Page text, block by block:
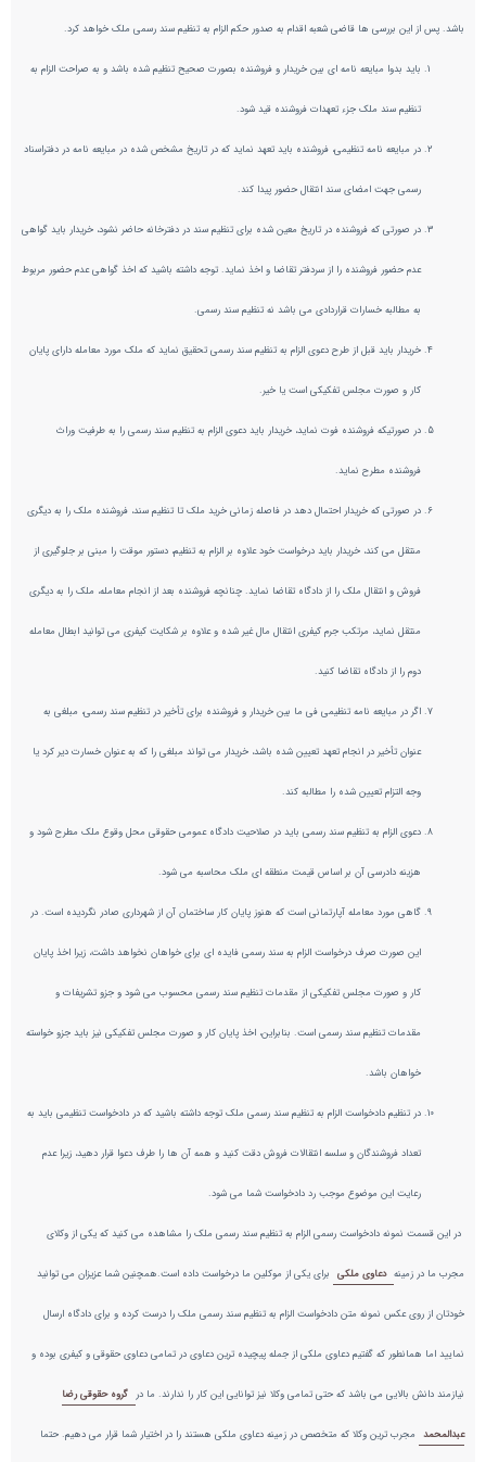
باشد. پس از این بررسی ها قاضی شعبه اقدام به صدور حکم الزام به تنظیم سند رسمی ملک خواهد کرد.
باید بدوا مبایعه نامه ای بین خریدار و فروشنده بصورت صحیح تنظیم شده باشد و به صراحت الزام به
تنظیم سند ملک جزء تعهدات فروشنده قید شود.
در مبایعه نامه تنظیمی، فروشنده باید تعهد نماید که در تاریخ مشخص شده در مبایعه نامه در دفتراسناد
رسمی جهت امضای سند انتقال حضور پیدا کند.
در صورتی که فروشنده در تاریخ معین شده برای تنظیم سند در دفترخانه حاضر نشود، خریدار باید گواهی
عدم حضور فروشنده را از سردفتر تقاضا و اخذ نماید. توجه داشته باشید که اخذ گواهی عدم حضور مربوط
به مطالبه خسارات قراردادی می باشد نه تنظیم سند رسمی.
خریدار باید قبل از طرح دعوی الزام به تنظیم سند رسمی تحقیق نماید که ملک مورد معامله دارای پایان
کار و صورت مجلس تفکیکی است یا خیر.
در صورتیکه فروشنده فوت نماید، خریدار باید دعوی الزام به تنظیم سند رسمی را به طرفیت وراث
فروشنده مطرح نماید.
در صورتی که خریدار احتمال دهد در فاصله زمانی خرید ملک تا تنظیم سند، فروشنده ملک را به دیگری
منتقل می کند، خریدار باید درخواست خود علاوه بر الزام به تنظیم، دستور موقت را مبنی بر جلوگیری از
فروش و انتقال ملک را از دادگاه تقاضا نماید. چنانچه فروشنده بعد از انجام معامله، ملک را به دیگری
منتقل نماید، مرتکب جرم کیفری انتقال مال غیر شده و علاوه بر شکایت کیفری می توانید ابطال معامله
دوم را از دادگاه تقاضا کنید.
اگر در مبایعه نامه تنظیمی فی ما بین خریدار و فروشنده برای تأخیر در تنظیم سند رسمی، مبلغی به
عنوان تأخیر در انجام تعهد تعیین شده باشد، خریدار می تواند مبلغی را که به عنوان خسارت دیر کرد یا
وجه التزام تعیین شده را مطالبه کند.
دعوی الزام به تنظیم سند رسمی باید در صلاحیت دادگاه عمومی حقوقی محل وقوع ملک مطرح شود و
هزینه دادرسی آن بر اساس قیمت منطقه ای ملک محاسبه می شود.
گاهی مورد معامله آپارتمانی است که هنوز پایان کار ساختمان آن از شهرداری صادر نگردیده است. در
این صورت صرف درخواست الزام به سند رسمی فایده ای برای خواهان نخواهد داشت، زیرا اخذ پایان
کار و صورت مجلس تفکیکی از مقدمات تنظیم سند رسمی محسوب می شود و جزو تشریفات و
مقدمات تنظیم سند رسمی است. بنابراین، اخذ پایان کار و صورت مجلس تفکیکی نیز باید جزو خواسته
خواهان باشد.
در تنظیم دادخواست الزام به تنظیم سند رسمی ملک توجه داشته باشید که در دادخواست تنظیمی باید به
تعداد فروشندگان و سلسه انتقالات فروش دقت کنید و همه آن ها را طرف دعوا قرار دهید، زیرا عدم
رعایت این موضوع موجب رد دادخواست شما می شود.
در این قسمت نمونه دادخواست رسمی الزام به تنظیم سند رسمی ملک را مشاهده می کنید که یکی از وکلای
مجرب ما در زمینه دعاوی ملکی برای یکی از موکلین ما درخواست داده است.همچنین شما عزیزان می توانید
خودتان از روی عکس نمونه متن دادخواست الزام به تنظیم سند رسمی ملک را درست کرده و برای دادگاه ارسال
نمایید اما همانطور که گفتیم دعاوی ملکی از جمله پیچیده ترین دعاوی در تمامی دعاوی حقوقی و کیفری بوده و
نیازمند دانش بالایی می باشد که حتی تمامی وکلا نیز توانایی این کار را ندارند. ما در گروه حقوقی رضا
عبدالمحمد مجرب ترین وکلا که متخصص در زمینه دعاوی ملکی هستند را در اختیار شما قرار می دهیم. حتما